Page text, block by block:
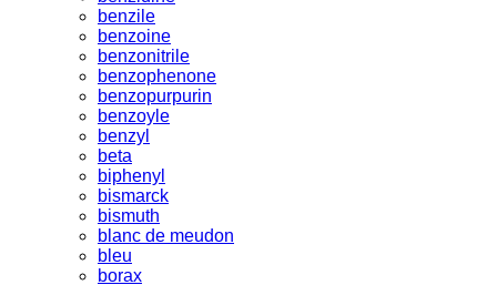
benzile
benzoine
benzonitrile
benzophenone
benzopurpurin
benzoyle
benzyl
beta
biphenyl
bismarck
bismuth
blanc de meudon
bleu
borax